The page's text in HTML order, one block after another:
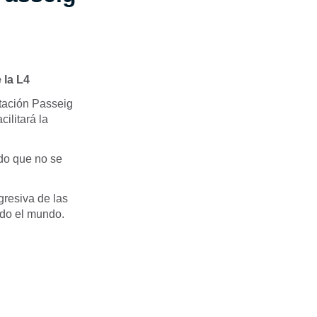
la L4
Passeig
la
que no se
de las
el mundo.